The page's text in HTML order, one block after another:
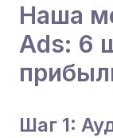
Наша
Ads: 6
Шаг 1: